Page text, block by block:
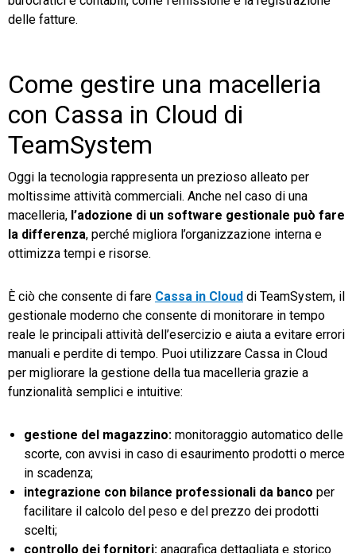
delle fatture.
Come gestire una macelleria
con Cassa in Cloud di
TeamSystem
Oggi la tecnologia rappresenta un prezioso alleato per
moltissime attività commerciali. Anche nel caso di una
macelleria, l’adozione di un software gestionale può fare
la differenza, perché migliora l’organizzazione interna e
ottimizza tempi e risorse.
È ciò che consente di fare Cassa in Cloud di TeamSystem, il
gestionale moderno che consente di monitorare in tempo
reale le principali attività dell’esercizio e aiuta a evitare errori
manuali e perdite di tempo. Puoi utilizzare Cassa in Cloud
per migliorare la gestione della tua macelleria grazie a
funzionalità semplici e intuitive:
gestione del magazzino: monitoraggio automatico delle
scorte, con avvisi in caso di esaurimento prodotti o merce
in scadenza;
integrazione con bilance professionali da banco per
facilitare il calcolo del peso e del prezzo dei prodotti
scelti;
controllo dei fornitori: anagrafica dettagliata e storico